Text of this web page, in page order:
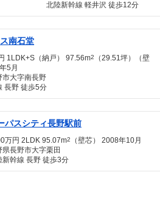
北陸新幹線 軽井沢 徒歩12分
南石堂
1LDK+S（納戸） 97.56m2
（29.51坪）（壁
5月
市大字南長野
長野 徒歩5分
パスシティ長野駅前
万円 2LDK 95.07m2
（壁芯） 2008年10月
県長野市大字栗田
新幹線 長野 徒歩3分